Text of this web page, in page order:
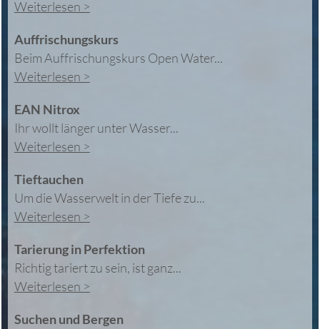
Weiterlesen >
Auffrischungskurs
Beim Auffrischungskurs Open Water...
Weiterlesen >
EAN Nitrox
Ihr wollt länger unter Wasser...
Weiterlesen >
Tieftauchen
Um die Wasserwelt in der Tiefe zu...
Weiterlesen >
Tarierung in Perfektion
Richtig tariert zu sein, ist ganz...
Weiterlesen >
Suchen und Bergen